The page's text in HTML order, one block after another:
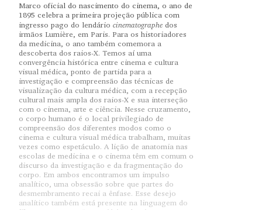
Marco oficial do nascimento do cinema, o ano de
1895 celebra a primeira projeção pública com
ingresso pago do lendário cinematographe dos
irmãos Lumière, em Paris. Para os historiadores
da medicina, o ano também comemora a
descoberta dos raios-X. Temos aí uma
convergência histórica entre cinema e cultura
visual médica, ponto de partida para a
investigação e compreensão das técnicas de
visualização da cultura médica, com a recepção
cultural mais ampla dos raios-X e sua interseção
com o cinema, arte e ciência. Nesse cruzamento,
o corpo humano é o local privilegiado de
compreensão dos diferentes modos como o
cinema e cultura visual médica trabalham, muitas
vezes como espetáculo. A lição de anatomia nas
escolas de medicina e o cinema têm em comum o
discurso da investigação e da fragmentação do
corpo. Em ambos encontramos um impulso
analítico, uma obsessão sobre que partes do
desmembramento recai a ênfase. Esse desejo
analítico também está presente na linguagem do